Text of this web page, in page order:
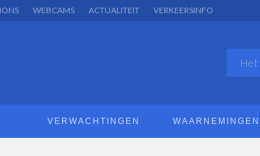
WEBCAMS ACTUALITEIT VERKEERSINFO
VERWACHTINGEN WAARNEMINGEN